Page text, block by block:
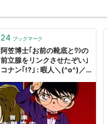
24 ブックマーク
阿笠博士｢お前の靴底とﾜｼの
前立腺をリンクさせたぞい｣
コナン｢!?｣ : 暇人＼(^o^)／